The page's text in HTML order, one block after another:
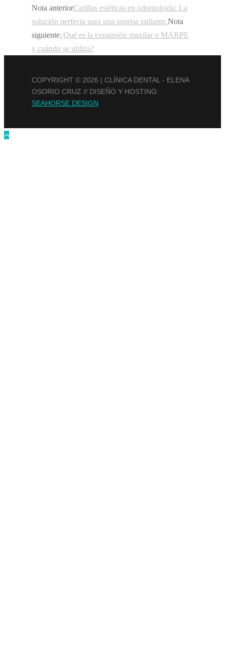
Nota anteriorCarillas estéticas en odontología: La
solución perfecta para una sonrisa radiante.Nota
siguiente¿Qué es la expansión maxilar o MARPE
y cuándo se utiliza?
COPYRIGHT © 2026 | CLÍNICA DENTAL - ELENA
OSORIO CRUZ // DISEÑO Y HOSTING:
SEAHORSE DESIGN